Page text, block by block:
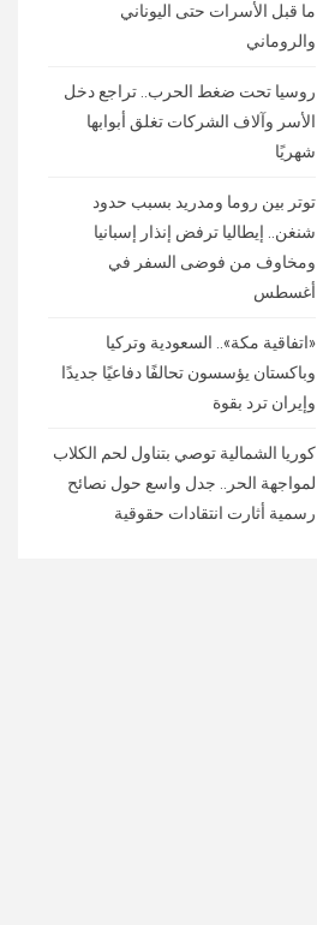
ما قبل الأسرات حتى اليوناني
والروماني
روسيا تحت ضغط الحرب.. تراجع دخل
الأسر وآلاف الشركات تغلق أبوابها
شهريًا
توتر بين روما ومدريد بسبب حدود
شنغن.. إيطاليا ترفض إنذار إسبانيا
ومخاوف من فوضى السفر في
أغسطس
«اتفاقية مكة».. السعودية وتركيا
وباكستان يؤسسون تحالفًا دفاعيًا جديدًا
وإيران ترد بقوة
كوريا الشمالية توصي بتناول لحم الكلاب
لمواجهة الحر.. جدل واسع حول نصائح
رسمية أثارت انتقادات حقوقية